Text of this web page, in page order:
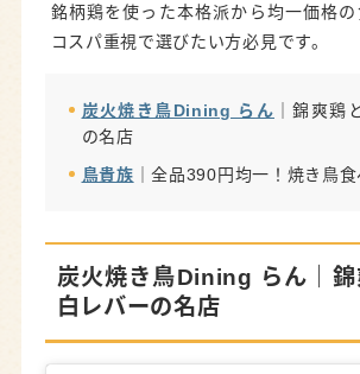
銘柄鶏を使った本格派から均一価格の
コスパ重視で選びたい方必見です。
炭火焼き鳥Dining らん ｜錦爽鶏
の名店
鳥貴族 ｜全品390円均一！焼き鳥
炭火焼き鳥Dining らん ｜
白レバーの名店